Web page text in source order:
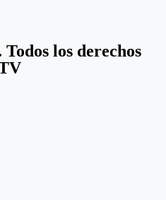
los derechos